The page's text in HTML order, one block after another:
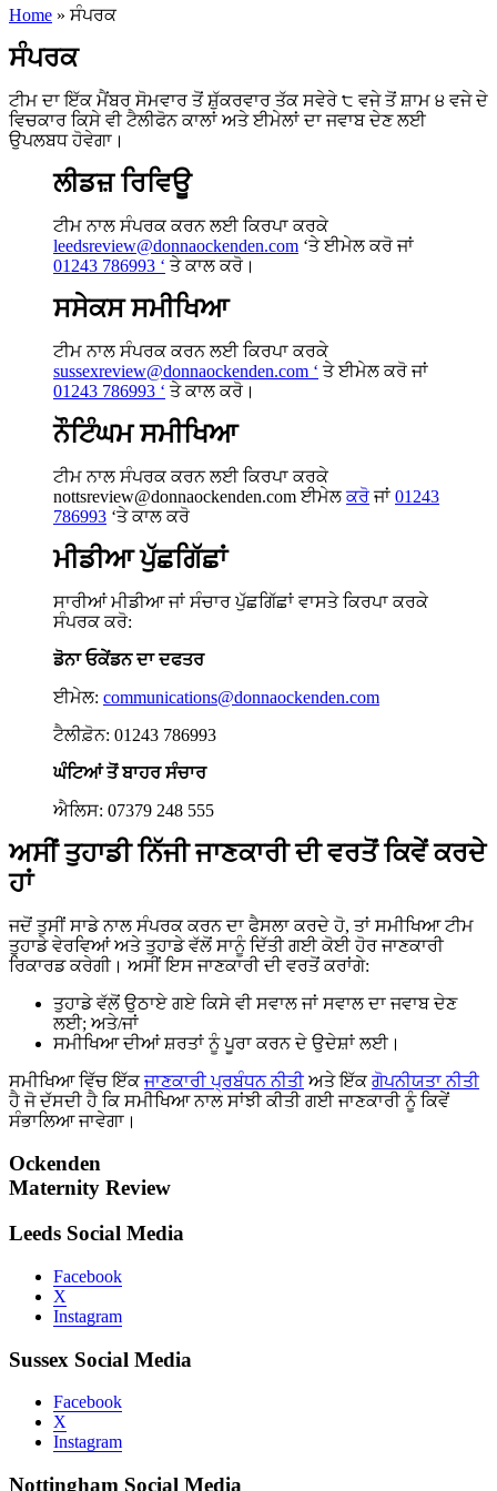
Home » ਸੰਪਰਕ
ਸੰਪਰਕ
ਟੀਮ ਦਾ ਇੱਕ ਮੈਂਬਰ ਸੋਮਵਾਰ ਤੋਂ ਸ਼ੁੱਕਰਵਾਰ ਤੱਕ ਸਵੇਰੇ ੮ ਵਜੇ ਤੋਂ ਸ਼ਾਮ ੪ ਵਜੇ ਦੇ
ਵਿਚਕਾਰ ਕਿਸੇ ਵੀ ਟੈਲੀਫੋਨ ਕਾਲਾਂ ਅਤੇ ਈਮੇਲਾਂ ਦਾ ਜਵਾਬ ਦੇਣ ਲਈ
ਉਪਲਬਧ ਹੋਵੇਗਾ।
ਲੀਡਜ਼ ਰਿਵਿਊ
ਟੀਮ ਨਾਲ ਸੰਪਰਕ ਕਰਨ ਲਈ ਕਿਰਪਾ ਕਰਕੇ
leedsreview@donnaockenden.com ‘ਤੇ ਈਮੇਲ ਕਰੋ ਜਾਂ
01243 786993 ‘ ਤੇ ਕਾਲ ਕਰੋ।
ਸਸੇਕਸ ਸਮੀਖਿਆ
ਟੀਮ ਨਾਲ ਸੰਪਰਕ ਕਰਨ ਲਈ ਕਿਰਪਾ ਕਰਕੇ
sussexreview@donnaockenden.com ‘ ਤੇ ਈਮੇਲ ਕਰੋ ਜਾਂ
01243 786993 ‘ ਤੇ ਕਾਲ ਕਰੋ।
ਨੌਟਿੰਘਮ ਸਮੀਖਿਆ
ਟੀਮ ਨਾਲ ਸੰਪਰਕ ਕਰਨ ਲਈ ਕਿਰਪਾ ਕਰਕੇ
nottsreview@donnaockenden.com ਈਮੇਲਕਰੋਜਾਂ 01243
786993 ‘ਤੇ ਕਾਲ ਕਰੋ
ਮੀਡੀਆ ਪੁੱਛਗਿੱਛਾਂ
ਸਾਰੀਆਂ ਮੀਡੀਆ ਜਾਂ ਸੰਚਾਰ ਪੁੱਛਗਿੱਛਾਂ ਵਾਸਤੇ ਕਿਰਪਾ ਕਰਕੇ
ਸੰਪਰਕ ਕਰੋ:
ਡੋਨਾ ਓਕੇਂਡਨ ਦਾ ਦਫਤਰ
ਈਮੇਲ: communications@donnaockenden.com
ਟੈਲੀਫ਼ੋਨ: 01243 786993
ਘੰਟਿਆਂ ਤੋਂ ਬਾਹਰ ਸੰਚਾਰ
ਐਲਿਸ: 07379 248 555
ਅਸੀਂ ਤੁਹਾਡੀ ਨਿੱਜੀ ਜਾਣਕਾਰੀ ਦੀ ਵਰਤੋਂ ਕਿਵੇਂ ਕਰਦੇ
ਹਾਂ
ਜਦੋਂ ਤੁਸੀਂ ਸਾਡੇ ਨਾਲ ਸੰਪਰਕ ਕਰਨ ਦਾ ਫੈਸਲਾ ਕਰਦੇ ਹੋ, ਤਾਂ ਸਮੀਖਿਆ ਟੀਮ
ਤੁਹਾਡੇ ਵੇਰਵਿਆਂ ਅਤੇ ਤੁਹਾਡੇ ਵੱਲੋਂ ਸਾਨੂੰ ਦਿੱਤੀ ਗਈ ਕੋਈ ਹੋਰ ਜਾਣਕਾਰੀ
ਰਿਕਾਰਡ ਕਰੇਗੀ। ਅਸੀਂ ਇਸ ਜਾਣਕਾਰੀ ਦੀ ਵਰਤੋਂ ਕਰਾਂਗੇ:
ਤੁਹਾਡੇ ਵੱਲੋਂ ਉਠਾਏ ਗਏ ਕਿਸੇ ਵੀ ਸਵਾਲ ਜਾਂ ਸਵਾਲ ਦਾ ਜਵਾਬ ਦੇਣ
ਲਈ; ਅਤੇ/ਜਾਂ
ਸਮੀਖਿਆ ਦੀਆਂ ਸ਼ਰਤਾਂ ਨੂੰ ਪੂਰਾ ਕਰਨ ਦੇ ਉਦੇਸ਼ਾਂ ਲਈ।
ਸਮੀਖਿਆ ਵਿੱਚ ਇੱਕਜਾਣਕਾਰੀ ਪ੍ਰਬੰਧਨ ਨੀਤੀਅਤੇ ਇੱਕਗੋਪਨੀਯਤਾ ਨੀਤੀ
ਹੈ ਜੋ ਦੱਸਦੀ ਹੈ ਕਿ ਸਮੀਖਿਆ ਨਾਲ ਸਾਂਝੀ ਕੀਤੀ ਗਈ ਜਾਣਕਾਰੀ ਨੂੰ ਕਿਵੇਂ
ਸੰਭਾਲਿਆ ਜਾਵੇਗਾ।
Ockenden
Maternity Review
Leeds Social Media
Facebook
X
Instagram
Sussex Social Media
Facebook
X
Instagram
Nottingham Social Media